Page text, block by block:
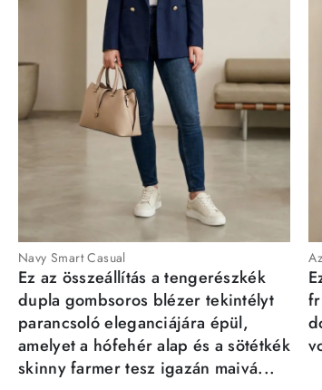
Navy Smart Casual
Ez az összeállítás a tengerészkék
dupla gombsoros blézer tekintélyt
parancsoló eleganciájára épül,
amelyet a hófehér alap és a sötétkék
skinny farmer tesz igazán maivá...